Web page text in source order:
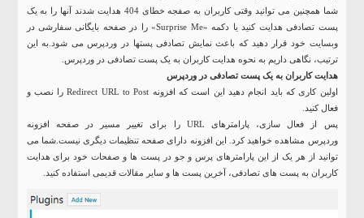
شما همچنین می توانید وقتی کاربران به صفجه خطای 404 هدایت شدند آنها را به یک
پست تصادفی هدایت کنید یا دکمه «Surprise Me» را در صفحه بایگانی سفارشی در
وبسایت خود قرار دهید که باعث نمایش تصادفی پستها در وردپرس می شود.به این
ترتیب، نگاهی داریم به نحوه هدایت کاربران به یک پست تصادفی در وردپرس.
هدایت کاربران به یک پست تصادفی در وردپرس
اولین کاری که باید انجام دهید این است که افزونه Redirect URL to Post را نصب و
فعال کنید.
پس از فعال سازی، پارامترهای URL را برای تغییر مسیر در صفحه افزونه
وردپرس مشاهده خواهید کرد. این افزونه دارای صفحه تنظیمات دیگری نیست.شما می
توانید از هر یک از این پارامترهای پرس و جو در پست ها و صفحات خود برای هدایت
کاربران به پست های تصادفی، آخرین پست ها و سایر مقالات قدیمی استفاده کنید.